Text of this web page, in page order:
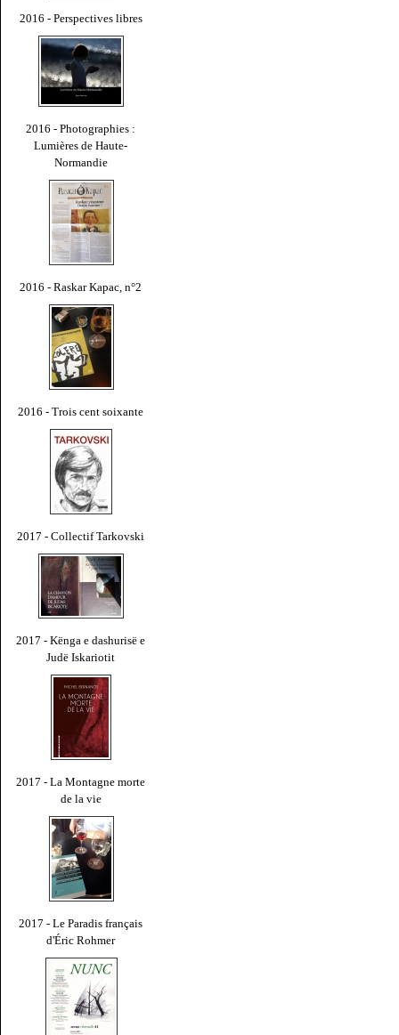
2016 - Perspectives libres
2016 - Photographies :
Lumières de Haute-
Normandie
2016 - Raskar Kapac, n°2
2016 - Trois cent soixante
2017 - Collectif Tarkovski
2017 - Kënga e dashurisë e
Judë Iskariotit
2017 - La Montagne morte
de la vie
2017 - Le Paradis français
d'Éric Rohmer